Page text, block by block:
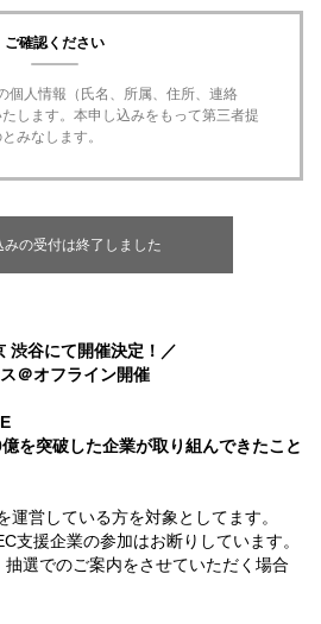
ご確認ください
個人情報（氏名、所属、住所、連絡
します。本申し込みをもって第三者提
みなします。
みの受付は終了しました
渋谷にて開催決定！／
＠オフライン開催
を突破した企業が取り組んできたこと
営している方を対象としてます。
支援企業の参加はお断りしています。
選でのご案内をさせていただく場合